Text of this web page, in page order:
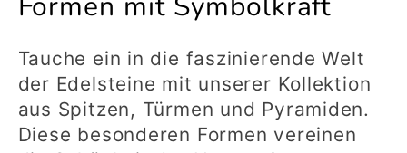
e
g
o
Tauche ein in die faszinierende Welt
der Edelsteine mit unserer Kollektion
aus Spitzen, Türmen und Pyramiden.
Diese besonderen Formen vereinen